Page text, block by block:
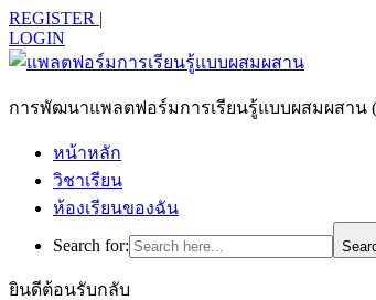
REGISTER |
LOGIN
การพัฒนาแพลตฟอร์มการเรียนรู้แบบผสมผสาน
หน้าหลัก
วิชาเรียน
ห้องเรียนของฉัน
Search for:
ยินดีต้อนรับกลับ